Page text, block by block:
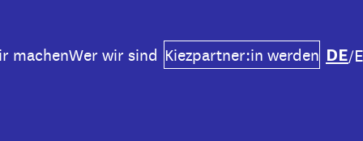
machenWer wir sind Kiezpartner:in werden DE/